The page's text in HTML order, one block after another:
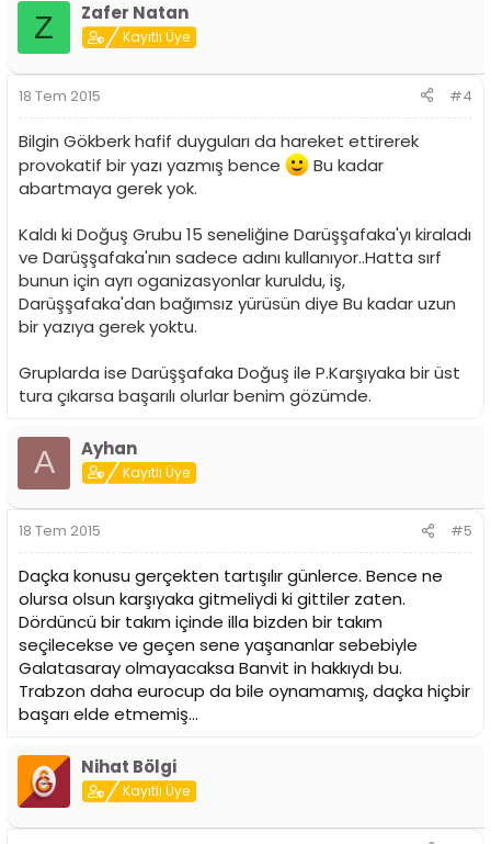
Z Zafer Natan
Kayıtlı Üye
18 Tem 2015 #4
Bilgin Gökberk hafif duyguları da hareket ettirerek
provokatif bir yazı yazmış bence
Bu kadar
abartmaya gerek yok.
Kaldı ki Doğuş Grubu 15 seneliğine Darüşşafaka'yı kiraladı
ve Darüşşafaka'nın sadece adını kullanıyor..Hatta sırf
bunun için ayrı oganizasyonlar kuruldu, iş,
Darüşşafaka'dan bağımsız yürüsün diye Bu kadar uzun
bir yazıya gerek yoktu.
Gruplarda ise Darüşşafaka Doğuş ile P.Karşıyaka bir üst
tura çıkarsa başarılı olurlar benim gözümde.
A Ayhan
Kayıtlı Üye
18 Tem 2015 #5
Daçka konusu gerçekten tartışılır günlerce. Bence ne
olursa olsun karşıyaka gitmeliydi ki gittiler zaten.
Dördüncü bir takım içinde illa bizden bir takım
seçilecekse ve geçen sene yaşananlar sebebiyle
Galatasaray olmayacaksa Banvit in hakkıydı bu.
Trabzon daha eurocup da bile oynamamış, daçka hiçbir
başarı elde etmemiş...
Nihat Bölgi
Kayıtlı Üye